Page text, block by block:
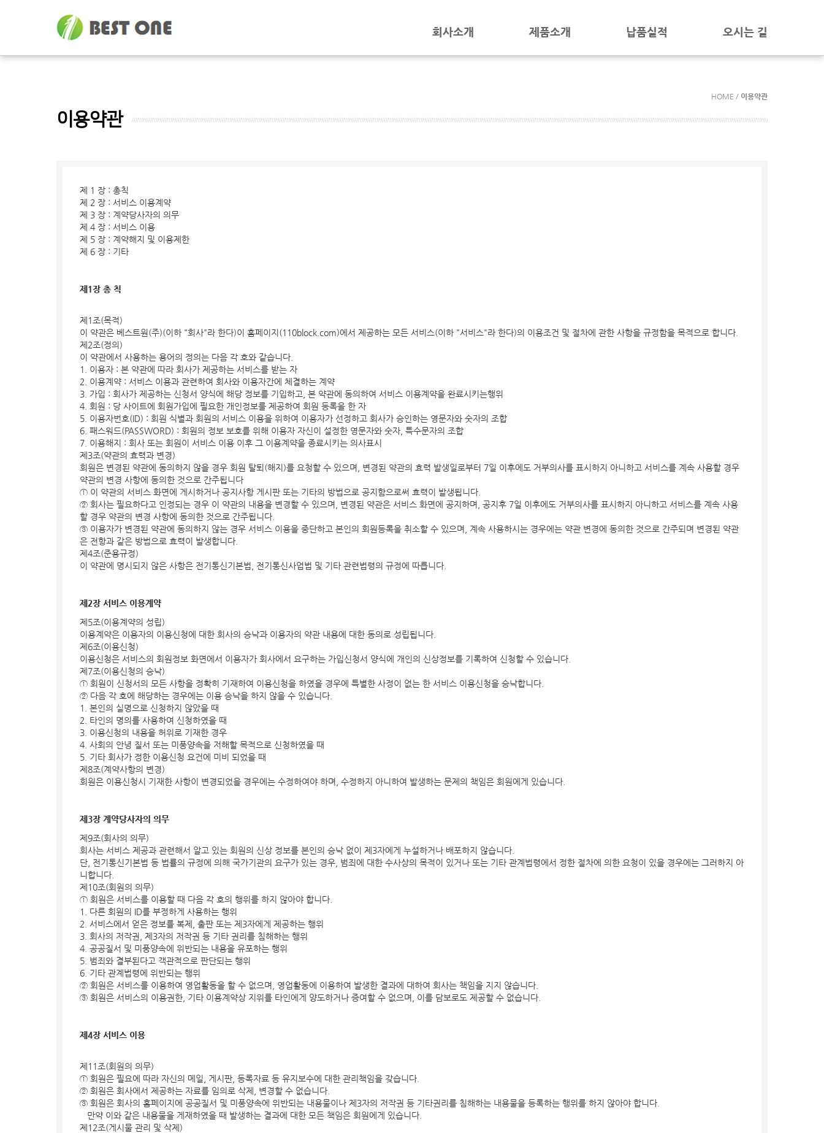
회사소개 제품소개 납품실적 오시는 길
HOME / 이용약관
이용약관
제 1 장 : 총칙
제 2 장 : 서비스 이용계약
제 3 장 : 계약당사자의 의무
제 4 장 : 서비스 이용
제 5 장 : 계약해지 및 이용제한
제 6 장 : 기타
제1장 총 칙
제1조(목적)
이 약관은 베스트원(주)(이하 "회사"라 한다)이 홈페이지(110block.com)에서 제공하는 모든 서비스(이하 "서비스"라 한다)의 이용조건 및 절차에 관한 사항을 규정함을 목적으로 합니다.
제2조(정의)
이 약관에서 사용하는 용어의 정의는 다음 각 호와 같습니다.
1. 이용자 : 본 약관에 따라 회사가 제공하는 서비스를 받는 자
2. 이용계약 : 서비스 이용과 관련하여 회사와 이용자간에 체결하는 계약
3. 가입 : 회사가 제공하는 신청서 양식에 해당 정보를 기입하고, 본 약관에 동의하여 서비스 이용계약을 완료시키는행위
4. 회원 : 당 사이트에 회원가입에 필요한 개인정보를 제공하여 회원 등록을 한 자
5. 이용자번호(ID) : 회원 식별과 회원의 서비스 이용을 위하여 이용자가 선정하고 회사가 승인하는 영문자와 숫자의 조합
6. 패스워드(PASSWORD) : 회원의 정보 보호를 위해 이용자 자신이 설정한 영문자와 숫자, 특수문자의 조합
7. 이용해지 : 회사 또는 회원이 서비스 이용 이후 그 이용계약을 종료시키는 의사표시
제3조(약관의 효력과 변경)
회원은 변경된 약관에 동의하지 않을 경우 회원 탈퇴(해지)를 요청할 수 있으며, 변경된 약관의 효력 발생일로부터 7일 이후에도 거부의사를 표시하지 아니하고 서비스를 계속 사용할 경우
약관의 변경 사항에 동의한 것으로 간주됩니다
① 이 약관의 서비스 화면에 게시하거나 공지사항 게시판 또는 기타의 방법으로 공지함으로써 효력이 발생됩니다.
② 회사는 필요하다고 인정되는 경우 이 약관의 내용을 변경할 수 있으며, 변경된 약관은 서비스 화면에 공지하며, 공지후 7일 이후에도 거부의사를 표시하지 아니하고 서비스를 계속 사용
할 경우 약관의 변경 사항에 동의한 것으로 간주됩니다.
③ 이용자가 변경된 약관에 동의하지 않는 경우 서비스 이용을 중단하고 본인의 회원등록을 취소할 수 있으며, 계속 사용하시는 경우에는 약관 변경에 동의한 것으로 간주되며 변경된 약관
은 전항과 같은 방법으로 효력이 발생합니다.
제4조(준용규정)
이 약관에 명시되지 않은 사항은 전기통신기본법, 전기통신사업법 및 기타 관련법령의 규정에 따릅니다.
제2장 서비스 이용계약
제5조(이용계약의 성립)
이용계약은 이용자의 이용신청에 대한 회사의 승낙과 이용자의 약관 내용에 대한 동의로 성립됩니다.
제6조(이용신청)
이용신청은 서비스의 회원정보 화면에서 이용자가 회사에서 요구하는 가입신청서 양식에 개인의 신상정보를 기록하여 신청할 수 있습니다.
제7조(이용신청의 승낙)
① 회원이 신청서의 모든 사항을 정확히 기재하여 이용신청을 하였을 경우에 특별한 사정이 없는 한 서비스 이용신청을 승낙합니다.
② 다음 각 호에 해당하는 경우에는 이용 승낙을 하지 않을 수 있습니다.
1. 본인의 실명으로 신청하지 않았을 때
2. 타인의 명의를 사용하여 신청하였을 때
3. 이용신청의 내용을 허위로 기재한 경우
4. 사회의 안녕 질서 또는 미풍양속을 저해할 목적으로 신청하였을 때
5. 기타 회사가 정한 이용신청 요건에 미비 되었을 때
제8조(계약사항의 변경)
회원은 이용신청시 기재한 사항이 변경되었을 경우에는 수정하여야 하며, 수정하지 아니하여 발생하는 문제의 책임은 회원에게 있습니다.
제3장 계약당사자의 의무
제9조(회사의 의무)
회사는 서비스 제공과 관련해서 알고 있는 회원의 신상 정보를 본인의 승낙 없이 제3자에게 누설하거나 배포하지 않습니다.
단, 전기통신기본법 등 법률의 규정에 의해 국가기관의 요구가 있는 경우, 범죄에 대한 수사상의 목적이 있거나 또는 기타 관계법령에서 정한 절차에 의한 요청이 있을 경우에는 그러하지 아
니합니다.
제10조(회원의 의무)
① 회원은 서비스를 이용할 때 다음 각 호의 행위를 하지 않아야 합니다.
1. 다른 회원의 ID를 부정하게 사용하는 행위
2. 서비스에서 얻은 정보를 복제, 출판 또는 제3자에게 제공하는 행위
3. 회사의 저작권, 제3자의 저작권 등 기타 권리를 침해하는 행위
4. 공공질서 및 미풍양속에 위반되는 내용을 유포하는 행위
5. 범죄와 결부된다고 객관적으로 판단되는 행위
6. 기타 관계법령에 위반되는 행위
② 회원은 서비스를 이용하여 영업활동을 할 수 없으며, 영업활동에 이용하여 발생한 결과에 대하여 회사는 책임을 지지 않습니다.
③ 회원은 서비스의 이용권한, 기타 이용계약상 지위를 타인에게 양도하거나 증여할 수 없으며, 이를 담보로도 제공할 수 없습니다.
제4장 서비스 이용
제11조(회원의 의무)
① 회원은 필요에 따라 자신의 메일, 게시판, 등록자료 등 유지보수에 대한 관리책임을 갖습니다.
② 회원은 회사에서 제공하는 자료를 임의로 삭제, 변경할 수 없습니다.
③ 회원은 회사의 홈페이지에 공공질서 및 미풍양속에 위반되는 내용물이나 제3자의 저작권 등 기타권리를 침해하는 내용물을 등록하는 행위를 하지 않아야 합니다.
만약 이와 같은 내용물을 게재하였을 때 발생하는 결과에 대한 모든 책임은 회원에게 있습니다.
제12조(게시물 관리 및 삭제)